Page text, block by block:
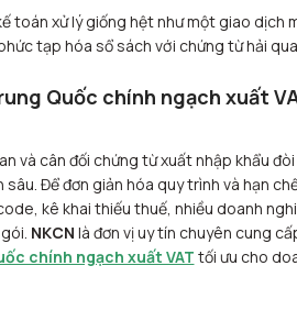
toán xử lý giống hệt như một giao dịch
tạp hóa sổ sách với chứng từ hải
Quốc chính ngạch xuất
và cân đối chứng từ xuất nhập khẩu đòi
Để đơn giản hóa quy trình và hạn
kê khai thiếu thuế, nhiều doanh
NKCN là đơn vị uy tín chuyên cung
chính ngạch xuất VAT tối ưu cho